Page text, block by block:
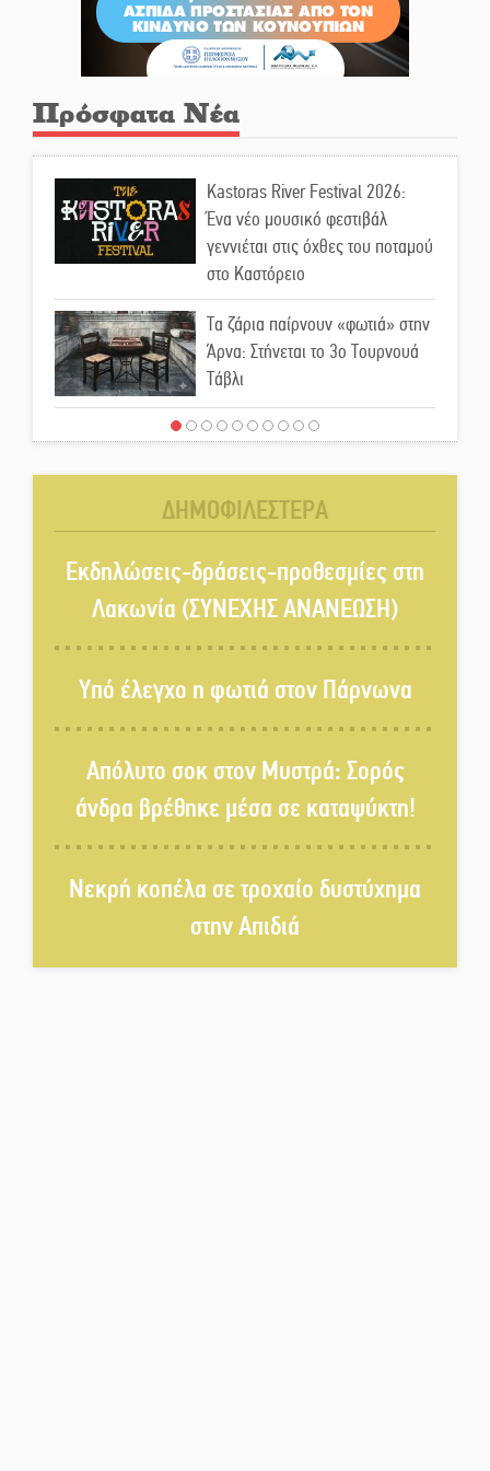
Πρόσφατα Νέα
Kastoras River Festival 2026:
Ένα νέο μουσικό φεστιβάλ
γεννιέται στις όχθες του ποταμού
στο Καστόρειο
Τα ζάρια παίρνουν «φωτιά» στην
Άρνα: Στήνεται το 3ο Τουρνουά
Τάβλι
Αυθεντικό γλέντι με «Γιορτή
Το τελεφερίκ της Μονεμβασιάς
στο τραπέζι του δημόσιου
διαλόγου
Πολιτισμός και παράδοση δίνουν
ραντεβού στην Αγόριανη
Η Σοχά ετοιμάζεται για ένα
δυναμικό καλοκαιρινό party
Ματάλειο Κολυμβητήριο την
εβδομάδα του
ΔΗΜΟΦΙΛΕΣΤΕΡΑ
Εκδηλώσεις-δράσεις-προθεσμίες στη
Λακωνία (ΣΥΝΕΧΗΣ ΑΝΑΝΕΩΣΗ)
Υπό έλεγχο η φωτιά στον Πάρνωνα
Απόλυτο σοκ στον Μυστρά: Σορός
άνδρα βρέθηκε μέσα σε καταψύκτη!
Νεκρή κοπέλα σε τροχαίο δυστύχημα
στην Απιδιά